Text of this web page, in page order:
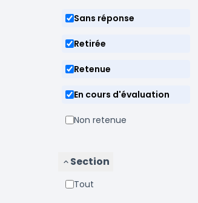
Sans réponse
Retirée
Retenue
En cours d'évaluation
Non retenue
Section
Tout